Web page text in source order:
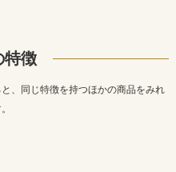
特徴
、同じ特徴を持つほかの商品をみれ